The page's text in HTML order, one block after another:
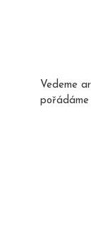
Vedeme
pořádáme